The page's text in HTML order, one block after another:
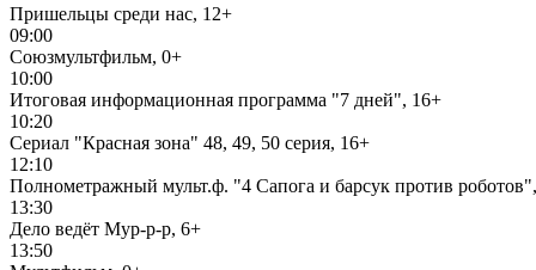
Пришельцы среди нас, 12+
09:00
Союзмультфильм, 0+
10:00
Итоговая информационная программа "7 дней", 16+
10:20
Сериал "Красная зона" 48, 49, 50 серия, 16+
12:10
Полнометражный мульт.ф. "4 Сапога и барсук против
13:30
Дело ведёт Мур-р-р, 6+
13:50